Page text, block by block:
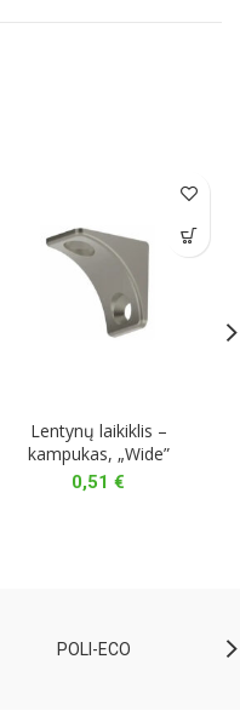
Lentynų laikiklis –
kampukas, „Wide”
0,51 €
POLI-ECO